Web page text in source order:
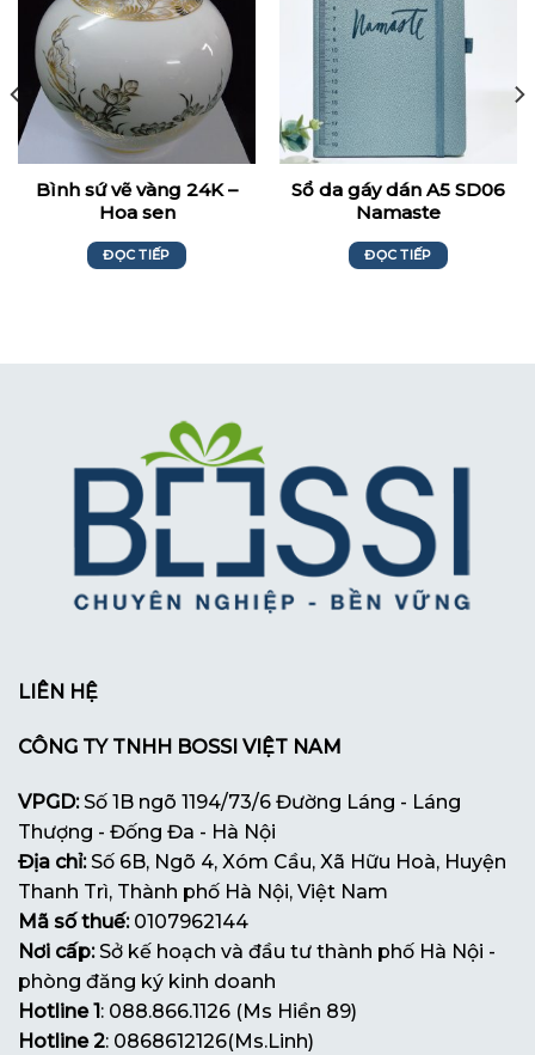
Bình sứ vẽ vàng 24K –
Hoa sen
ĐỌC TIẾP
Sổ da gáy dán A5 SD06
Namaste
ĐỌC TIẾP
LIÊN HỆ
CÔNG TY TNHH BOSSI VIỆT NAM
VPGD:Số 1B ngõ 1194/73/6 Đường Láng - Láng
Thượng - Đống Đa - Hà Nội
Địa chỉ:Số 6B, Ngõ 4, Xóm Cầu, Xã Hữu Hoà, Huyện
Thanh Trì, Thành phố Hà Nội, Việt Nam
Mã số thuế:0107962144
Nơi cấp:Sở kế hoạch và đầu tư thành phố Hà Nội -
phòng đăng ký kinh doanh
Hotline 1: 088.866.1126 (Ms Hiền 89)
Hotline 2: 0868612126(Ms.Linh)